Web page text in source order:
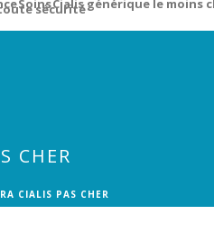
SoinsCialis générique le moins
sécurité
CHER
CIALIS PAS CHER